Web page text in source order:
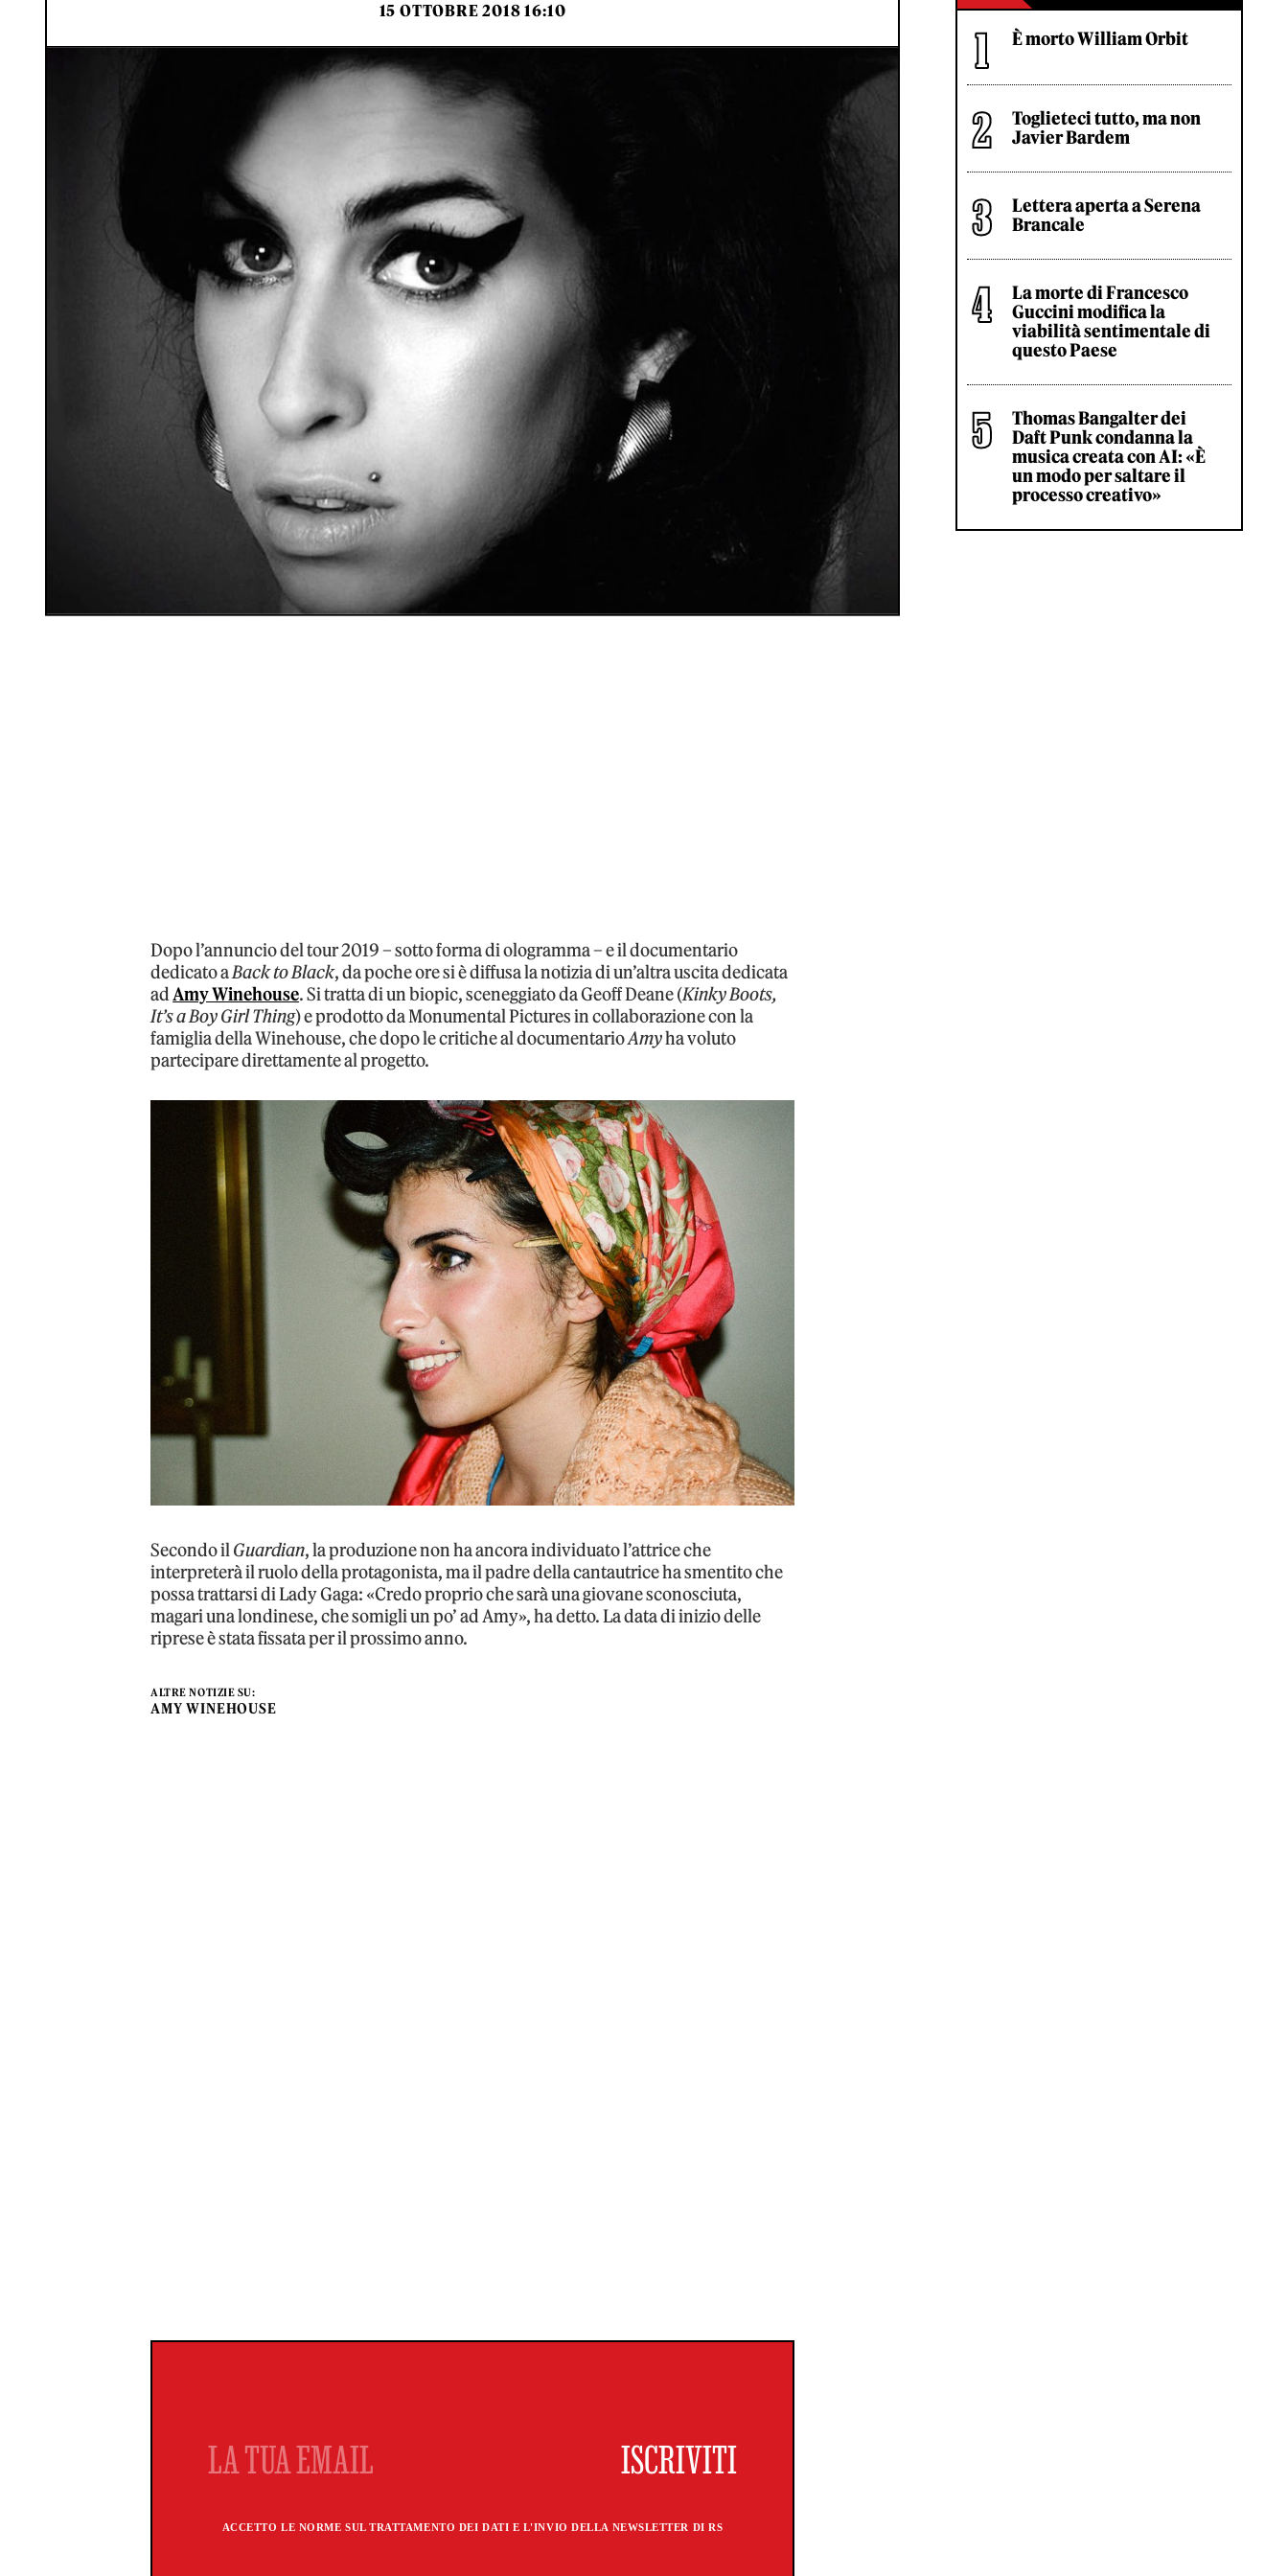
15 OTTOBRE 2018 16:10
Dopo l’annuncio del tour 2019 – sotto forma di ologramma – e il documentario
dedicato aBack to Black, da poche ore si è diffusa la notizia di un’altra uscita dedicata
adAmy Winehouse. Si tratta di un biopic, sceneggiato da Geoff Deane (Kinky Boots,
It’s a Boy Girl Thing) e prodotto da Monumental Pictures in collaborazione con la
famiglia della Winehouse, che dopo le critiche al documentarioAmyha voluto
partecipare direttamente al progetto.
Secondo ilGuardian, la produzione non ha ancora individuato l’attrice che
interpreterà il ruolo della protagonista, ma il padre della cantautrice ha smentito che
possa trattarsi di Lady Gaga: «Credo proprio che sarà una giovane sconosciuta,
magari una londinese, che somigli un po’ ad Amy», ha detto. La data di inizio delle
riprese è stata fissata per il prossimo anno.
ALTRE NOTIZIE SU:
AMY WINEHOUSE
ACCETTO LE NORME SUL TRATTAMENTO DEI DATI E L'INVIO DELLA NEWSLETTER DI RS
È morto William Orbit
Toglieteci tutto, ma non
Javier Bardem
Lettera aperta a Serena
Brancale
La morte di Francesco
Guccini modifica la
viabilità sentimentale di
questo Paese
Thomas Bangalter dei
Daft Punk condanna la
musica creata con AI: «È
un modo per saltare il
processo creativo»